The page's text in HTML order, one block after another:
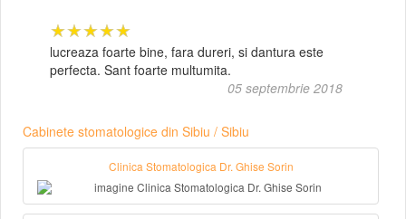
★★★★★
lucreaza foarte bine, fara dureri, si dantura este
perfecta. Sant foarte multumita.
05 septembrie 2018
Cabinete stomatologice din Sibiu / Sibiu
Clinica Stomatologica Dr. Ghise Sorin